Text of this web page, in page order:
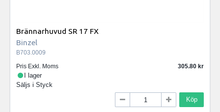
Brännarhuvud SR 17 FX
Binzel
B703.0009
Pris Exkl. Moms
305.80
I lager
Säljs i Styck
Köp